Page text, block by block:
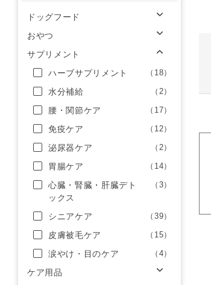
ドッグフード
おやつ
サプリメント
ハーブサプリメント
（18）
水分補給 （2）
腰・関節ケア （17）
免疫ケア （12）
泌尿器ケア （2）
胃腸ケア （14）
心臓・腎臓・肝臓デト
ックス
（3）
シニアケア （39）
皮膚被毛ケア （15）
涙やけ・目のケア （4）
ケア用品